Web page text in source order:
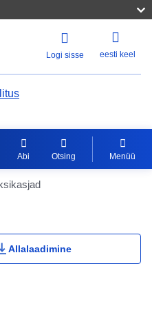
Logi sisse eesti keel
Abi Otsing Menüü
Portlet
Allalaadimine